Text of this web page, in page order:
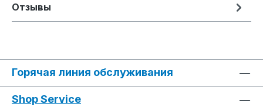
Отзывы
Горячая линия обслуживания
Shop Service